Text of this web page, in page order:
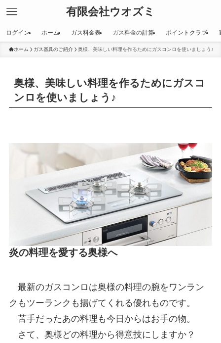
有限会社ウオズミ
ログイン ホーム ガス料金表 ガス料金の計算 ポイントクラブ
ホーム ガス器具のご紹介 奥様、美味しい料理を作るためにガスコンロを使いましょう♪
奥様、美味しい料理を作るためにガスコ
ンロを使いましょう♪
炎の料理を愛する奥様へ
最新のガスコンロは奥様の料理の腕をワンラン
クもツーランクも揚げてくれる優れものです。
苦手だったあの料理も今日からはお手の物。
さて、奥様どの料理から得意技にしますか？